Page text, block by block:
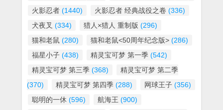
火影忍者 (1440) 火影忍者 经典战役之卷 (336)
犬夜叉 (334) 猎人×猎人 重制版 (296)
猫和老鼠 (280) 猫和老鼠<50周年纪念版> (286)
福星小子 (438) 精灵宝可梦 第一季 (542)
精灵宝可梦 第三季 (368)
精灵宝可梦 第二季
(370)
精灵宝可梦 第四季 (288) 网球王子 (356)
聪明的一休 (596) 航海王 (900)